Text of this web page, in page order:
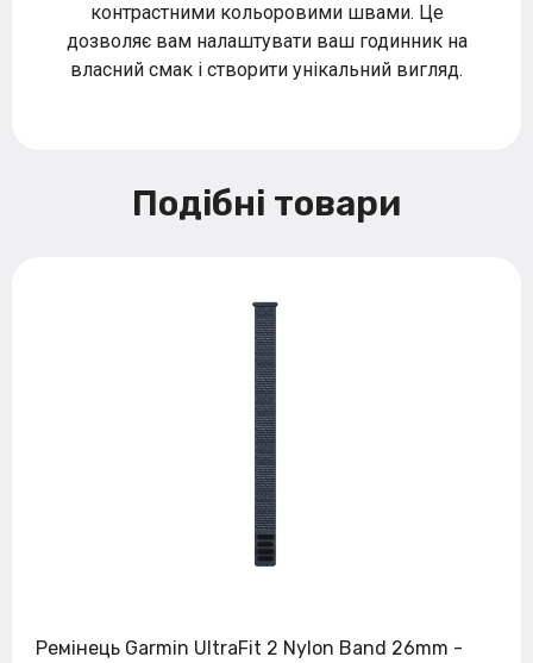
контрастними кольоровими швами. Це
дозволяє вам налаштувати ваш годинник на
власний смак і створити унікальний вигляд.
Подібні товари
Ремінець Garmin UltraFit 2 Nylon Band 26mm -